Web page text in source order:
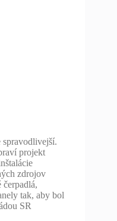
spravodlivejší.
projekt
zdrojov
čerpadlá,
tak, aby bol
SR